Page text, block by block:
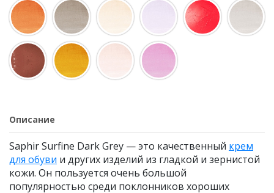
Описание
Saphir Surfine Dark Grey — это качественный крем
для обуви и других изделий из гладкой и зернистой
кожи. Он пользуется очень большой
популярностью среди поклонников хороших